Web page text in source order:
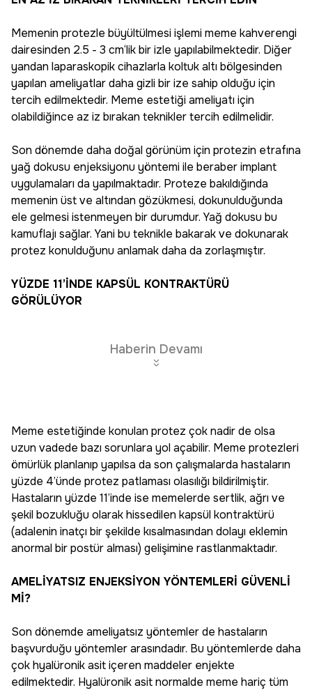
Memenin protezle büyültülmesi işlemi meme kahverengi
dairesinden 2.5 - 3 cm‘lik bir izle yapılabilmektedir. Diğer
yandan laparaskopik cihazlarla koltuk altı bölgesinden
yapılan ameliyatlar daha gizli bir ize sahip olduğu için
tercih edilmektedir. Meme estetiği ameliyatı için
olabildiğince az iz bırakan teknikler tercih edilmelidir.
Son dönemde daha doğal görünüm için protezin etrafına
yağ dokusu enjeksiyonu yöntemi ile beraber implant
uygulamaları da yapılmaktadır. Proteze bakıldığında
memenin üst ve altından gözükmesi, dokunulduğunda
ele gelmesi istenmeyen bir durumdur. Yağ dokusu bu
kamuflajı sağlar. Yani bu teknikle bakarak ve dokunarak
protez konulduğunu anlamak daha da zorlaşmıştır.
YÜZDE 11’İNDE KAPSÜL KONTRAKTÜRÜ
GÖRÜLÜYOR
Haberin Devamı
Meme estetiğinde konulan protez çok nadir de olsa
uzun vadede bazı sorunlara yol açabilir. Meme protezleri
ömürlük planlanıp yapılsa da son çalışmalarda hastaların
yüzde 4’ünde protez patlaması olasılığı bildirilmiştir.
Hastaların yüzde 11’inde ise memelerde sertlik, ağrı ve
şekil bozukluğu olarak hissedilen kapsül kontraktürü
(adalenin inatçı bir şekilde kısalmasından dolayı eklemin
anormal bir postür alması) gelişimine rastlanmaktadır.
AMELİYATSIZ ENJEKSİYON YÖNTEMLERİ GÜVENLİ
Mİ?
Son dönemde ameliyatsız yöntemler de hastaların
başvurduğu yöntemler arasındadır. Bu yöntemlerde daha
çok hyalüronik asit içeren maddeler enjekte
edilmektedir. Hyalüronik asit normalde meme hariç tüm